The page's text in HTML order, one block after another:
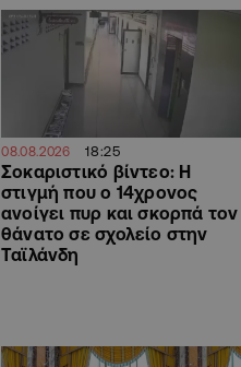
08.08.2026 18:25
Σοκαριστικό βίντεο: Η
στιγμή που ο 14χρονος
ανοίγει πυρ και σκορπά τον
θάνατο σε σχολείο στην
Ταϊλάνδη